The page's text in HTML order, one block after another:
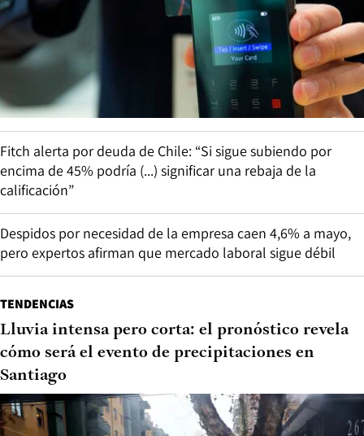
Fitch alerta por deuda de Chile: “Si sigue subiendo por
encima de 45% podría (...) significar una rebaja de la
calificación”
Despidos por necesidad de la empresa caen 4,6% a mayo,
pero expertos afirman que mercado laboral sigue débil
TENDENCIAS
Lluvia intensa pero corta: el pronóstico revela
cómo será el evento de precipitaciones en
Santiago